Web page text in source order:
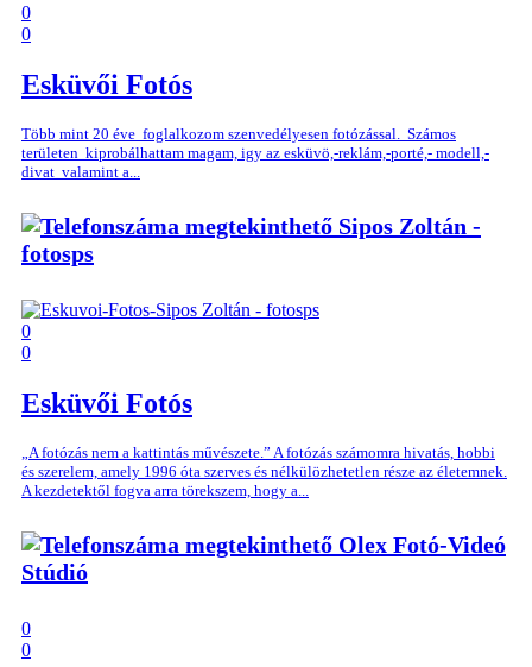
0
0
Esküvői Fotós
Több mint 20 éve foglalkozom szenvedélyesen fotózással. Számos
területen kiprobálhattam magam, igy az esküvö,-reklám,-porté,- modell,-
divat valamint a...
Sipos Zoltán -
fotosps
0
0
Esküvői Fotós
„A fotózás nem a kattintás művészete.” A fotózás számomra hivatás, hobbi
és szerelem, amely 1996 óta szerves és nélkülözhetetlen része az életemnek.
A kezdetektől fogva arra törekszem, hogy a...
Olex Fotó-Videó
Stúdió
0
0